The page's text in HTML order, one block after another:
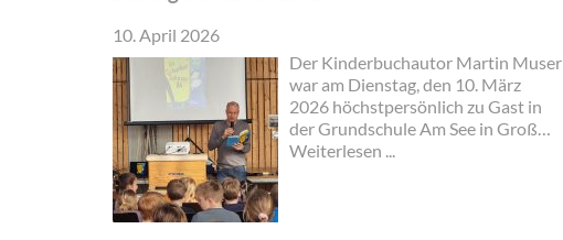
10. April 2026
Der Kinderbuchautor Martin Muser
war am Dienstag, den 10. März
2026 höchstpersönlich zu Gast in
der Grundschule Am See in Groß
Twülpstedt und bot den Kindern
Weiterlesen ...